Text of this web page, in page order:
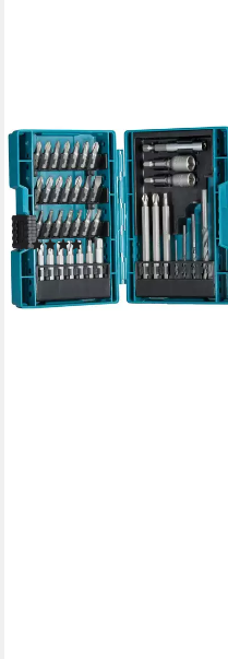
MAKITA
Bohrer- und Bitset B-54106,
38-St., 38-tlg., inkl.
Aufbewahrungskoffer
(23)
ab 26,79 €
lieferbar - in 4-5 Werktagen bei dir